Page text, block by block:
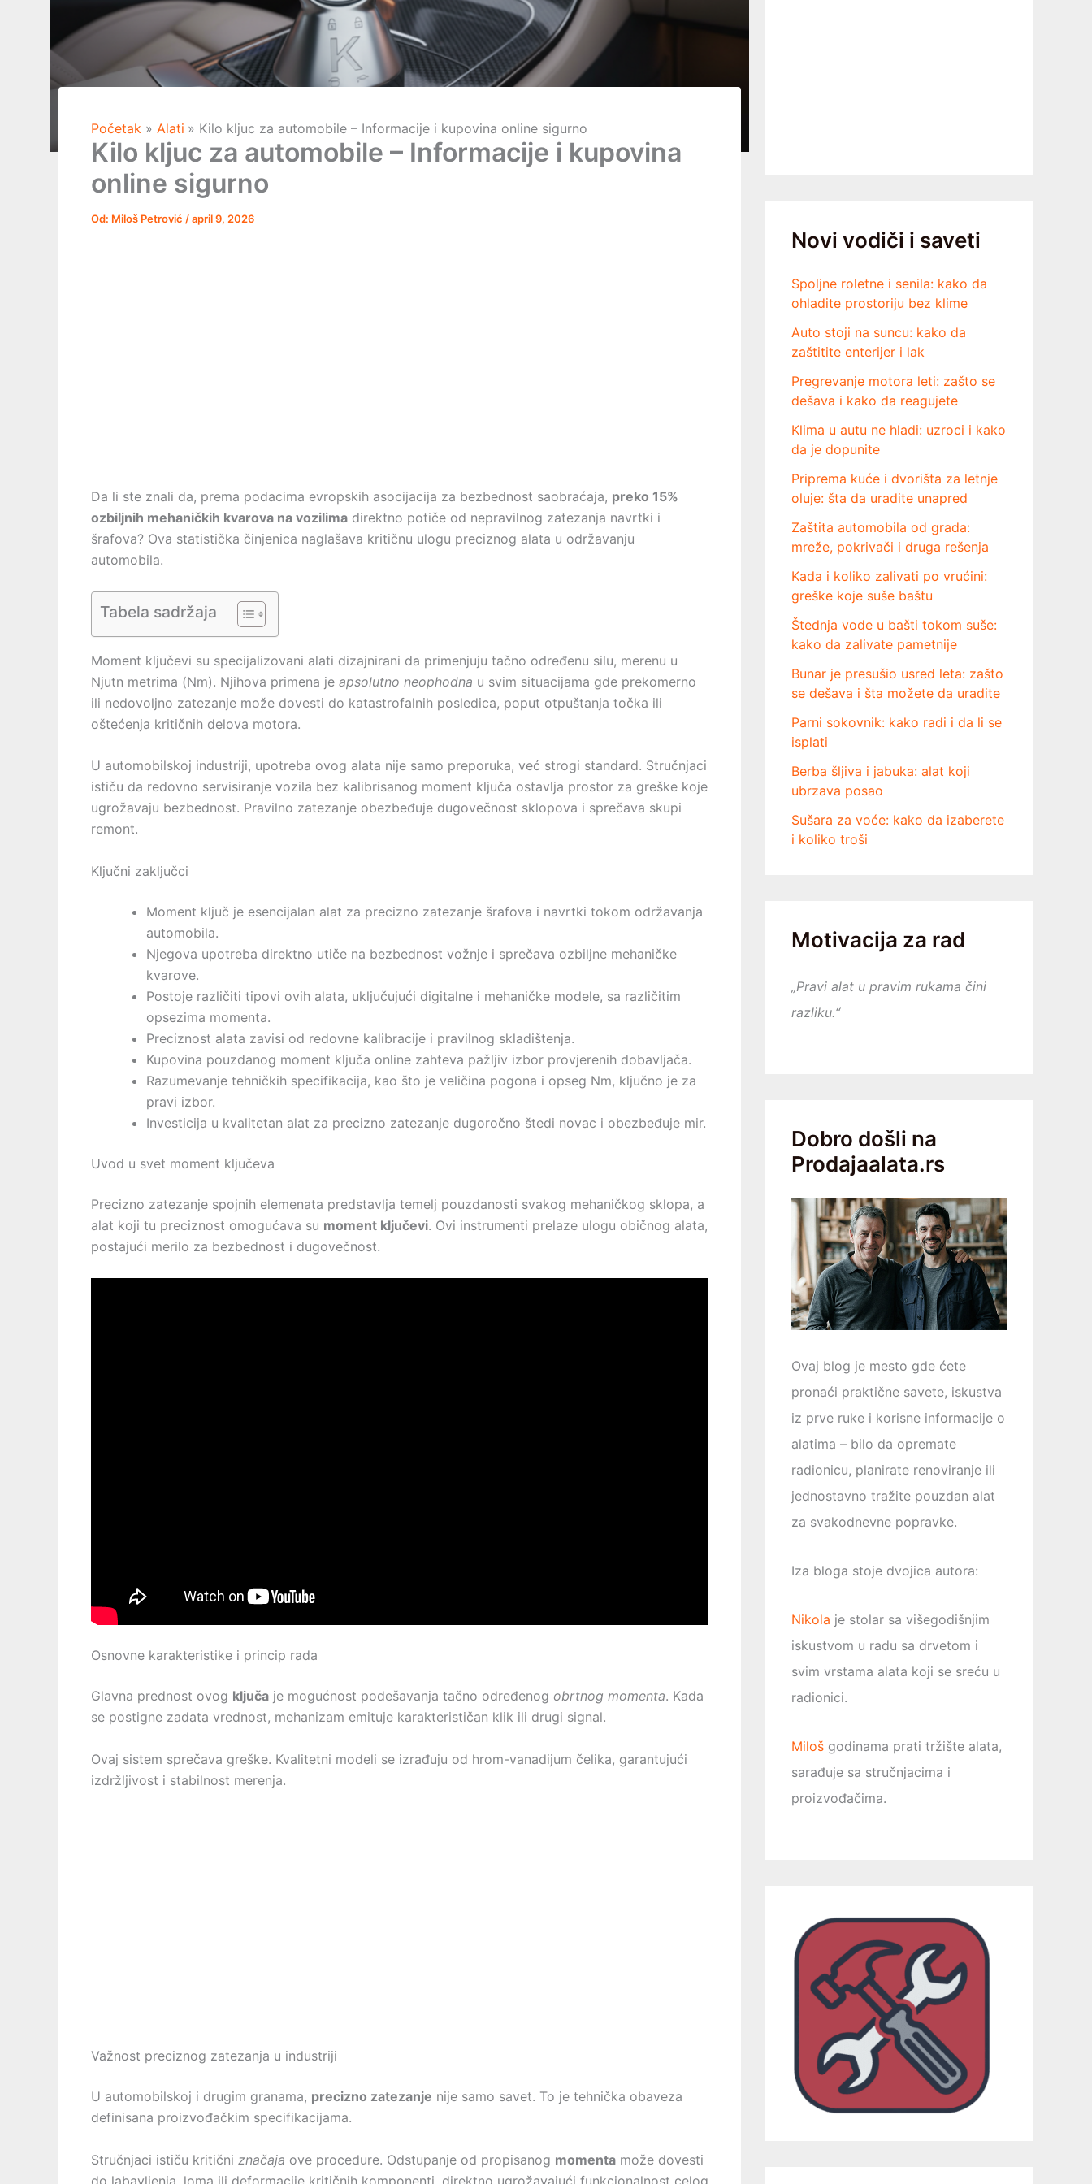
Početak Alati Kilo kljuc za automobile – Informacije i kupovina online sigurno
Kilo kljuc za automobile – Informacije i kupovina
online sigurno
Od: Miloš Petrović /april 9, 2026
Da li ste znali da, prema podacima evropskih asocijacija za bezbednost saobraćaja, preko 15%
ozbiljnih mehaničkih kvarova na vozilima direktno potiče od nepravilnog zatezanja navrtki i
šrafova? Ova statistička činjenica naglašava kritičnu ulogu preciznog alata u održavanju
automobila.
Tabela sadržaja
Moment ključevi su specijalizovani alati dizajnirani da primenjuju tačno određenu silu, merenu u
Njutn metrima (Nm). Njihova primena je apsolutno neophodna u svim situacijama gde prekomerno
ili nedovoljno zatezanje može dovesti do katastrofalnih posledica, poput otpuštanja točka ili
oštećenja kritičnih delova motora.
U automobilskoj industriji, upotreba ovog alata nije samo preporuka, već strogi standard. Stručnjaci
ističu da redovno servisiranje vozila bez kalibrisanog moment ključa ostavlja prostor za greške koje
ugrožavaju bezbednost. Pravilno zatezanje obezbeđuje dugovečnost sklopova i sprečava skupi
remont.
Ključni zaključci
Moment ključ je esencijalan alat za precizno zatezanje šrafova i navrtki tokom održavanja
automobila.
Njegova upotreba direktno utiče na bezbednost vožnje i sprečava ozbiljne mehaničke
kvarove.
Postoje različiti tipovi ovih alata, uključujući digitalne i mehaničke modele, sa različitim
opsezima momenta.
Preciznost alata zavisi od redovne kalibracije i pravilnog skladištenja.
Kupovina pouzdanog moment ključa online zahteva pažljiv izbor provjerenih dobavljača.
Razumevanje tehničkih specifikacija, kao što je veličina pogona i opseg Nm, ključno je za
pravi izbor.
Investicija u kvalitetan alat za precizno zatezanje dugoročno štedi novac i obezbeđuje mir.
Uvod u svet moment ključeva
Precizno zatezanje spojnih elemenata predstavlja temelj pouzdanosti svakog mehaničkog sklopa, a
alat koji tu preciznost omogućava su moment ključevi. Ovi instrumenti prelaze ulogu običnog alata,
postajući merilo za bezbednost i dugovečnost.
Osnovne karakteristike i princip rada
Glavna prednost ovog ključa je mogućnost podešavanja tačno određenog obrtnog momenta. Kada
se postigne zadata vrednost, mehanizam emituje karakterističan klik ili drugi signal.
Ovaj sistem sprečava greške. Kvalitetni modeli se izrađuju od hrom-vanadijum čelika, garantujući
izdržljivost i stabilnost merenja.
Važnost preciznog zatezanja u industriji
U automobilskoj i drugim granama, precizno zatezanje nije samo savet. To je tehnička obaveza
definisana proizvođačkim specifikacijama.
Stručnjaci ističu kritični značaja ove procedure. Odstupanje od propisanog momenta može dovesti
do labavljenja, loma ili deformacije kritičnih komponenti, direktno ugrožavajući funkcionalnost celog
Novi vodiči i saveti
Spoljne roletne i senila: kako da
ohladite prostoriju bez klime
Auto stoji na suncu: kako da
zaštitite enterijer i lak
Pregrevanje motora leti: zašto se
dešava i kako da reagujete
Klima u autu ne hladi: uzroci i kako
da je dopunite
Priprema kuće i dvorišta za letnje
oluje: šta da uradite unapred
Zaštita automobila od grada:
mreže, pokrivači i druga rešenja
Kada i koliko zalivati po vrućini:
greške koje suše baštu
Štednja vode u bašti tokom suše:
kako da zalivate pametnije
Bunar je presušio usred leta: zašto
se dešava i šta možete da uradite
Parni sokovnik: kako radi i da li se
isplati
Berba šljiva i jabuka: alat koji
ubrzava posao
Sušara za voće: kako da izaberete
i koliko troši
Motivacija za rad
„Pravi alat u pravim rukama čini
razliku.“
Dobro došli na
Prodajaalata.rs
Ovaj blog je mesto gde ćete
pronaći praktične savete, iskustva
iz prve ruke i korisne informacije o
alatima – bilo da opremаtе
radionicu, planirate renoviranje ili
jednostavno tražite pouzdan alat
za svakodnevne popravke.
Iza bloga stoje dvojica autora:
Nikola je stolar sa višegodišnjim
iskustvom u radu sa drvetom i
svim vrstama alata koji se sreću u
radionici.
Miloš godinama prati tržište alata,
sarađuje sa stručnjacima i
proizvođačima.